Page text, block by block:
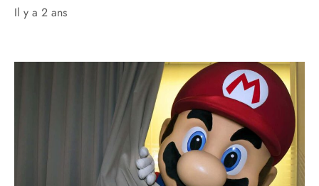
il y a 2 ans